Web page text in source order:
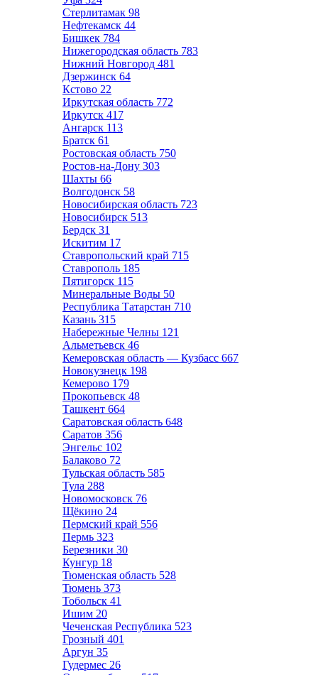
Стерлитамак 98
Нефтекамск 44
Бишкек 784
Нижегородская область 783
Нижний Новгород 481
Дзержинск 64
Кстово 22
Иркутская область 772
Иркутск 417
Ангарск 113
Братск 61
Ростовская область 750
Ростов-на-Дону 303
Шахты 66
Волгодонск 58
Новосибирская область 723
Новосибирск 513
Бердск 31
Искитим 17
Ставропольский край 715
Ставрополь 185
Пятигорск 115
Минеральные Воды 50
Республика Татарстан 710
Казань 315
Набережные Челны 121
Альметьевск 46
Кемеровская область — Кузбасс 667
Новокузнецк 198
Кемерово 179
Прокопьевск 48
Ташкент 664
Саратовская область 648
Саратов 356
Энгельс 102
Балаково 72
Тульская область 585
Тула 288
Новомосковск 76
Щёкино 24
Пермский край 556
Пермь 323
Березники 30
Кунгур 18
Тюменская область 528
Тюмень 373
Тобольск 41
Ишим 20
Чеченская Республика 523
Грозный 401
Аргун 35
Гудермес 26